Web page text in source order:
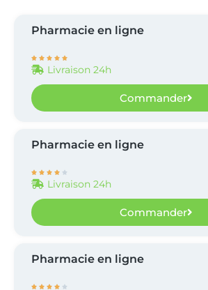
Pharmacie en ligne
    
Livraison 24h
Commander
Pharmacie en ligne
    
Livraison 24h
Commander
Pharmacie en ligne
    